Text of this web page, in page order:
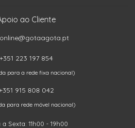
ao Cliente
+351 223 197 854
para a rede fixa nacional)
915 808 042
para rede móvel nacional)
a Sexta: 11h00 - 19h00